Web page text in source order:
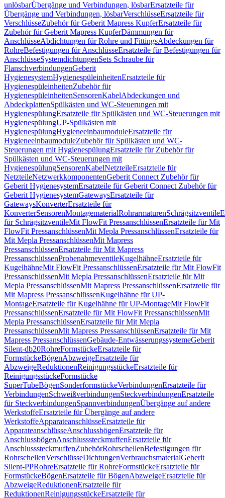
unlösbarÜbergänge und Verbindungen, lösbarErsatzteile für
Übergänge und Verbindungen, lösbarVerschlüsseErsatzteile für
VerschlüsseZubehör für Geberit Mapress KupferErsatzteile für
Zubehör für Geberit Mapress KupferDämmungen für
AnschlüsseAbdichtungen für Rohre und FittingsAbdeckungen für
RohreBefestigungen für AnschlüsseErsatzteile für Befestigungen für
AnschlüsseSystemdichtungenSets Schraube für
FlanschverbindungenGeberit
HygienesystemHygienespüleinheitenErsatzteile für
HygienespüleinheitenZubehör für
HygienespüleinheitenSensorenKabelAbdeckungen und
AbdeckplattenSpülkästen und WC-Steuerungen mit
HygienespülungErsatzteile für Spülkästen und WC-Steuerungen mit
HygienespülungUP-Spülkästen mit
HygienespülungHygieneeinbaumoduleErsatzteile für
HygieneeinbaumoduleZubehör für Spülkästen und WC-
Steuerungen mit HygienespülungErsatzteile für Zubehör für
Spülkästen und WC-Steuerungen mit
HygienespülungSensorenKabelNetzteileErsatzteile für
NetzteileNetzwerkkomponentenGeberit Connect Zubehör für
Geberit HygienesystemErsatzteile für Geberit Connect Zubehör für
Geberit HygienesystemGatewaysErsatzteile für
GatewaysKonverterErsatzteile für
KonverterSensorenMontagematerialRohrarmaturenSchrägsitzventile
für SchrägsitzventileMit FlowFit PressanschlüssenErsatzteile für Mit
FlowFit PressanschlüssenMit Mepla PressanschlüssenErsatzteile für
Mit Mepla PressanschlüssenMit Mapress
PressanschlüssenErsatzteile für Mit Mapress
PressanschlüssenProbenahmeventileKugelhähneErsatzteile für
KugelhähneMit FlowFit PressanschlüssenErsatzteile für Mit FlowFit
PressanschlüssenMit Mepla PressanschlüssenErsatzteile für Mit
Mepla PressanschlüssenMit Mapress PressanschlüssenErsatzteile für
Mit Mapress PressanschlüssenKugelhähne für UP-
MontageErsatzteile für Kugelhähne für UP-MontageMit FlowFit
PressanschlüssenErsatzteile für Mit FlowFit PressanschlüssenMit
Mepla PressanschlüssenErsatzteile für Mit Mepla
PressanschlüssenMit Mapress PressanschlüssenErsatzteile für Mit
Mapress PressanschlüssenGebäude-EntwässerungssystemeGeberit
Silent-db20RohreFormstückeErsatzteile für
FormstückeBögenAbzweigeErsatzteile für
AbzweigeReduktionenReinigungsstückeErsatzteile für
ReinigungsstückeFormstücke
SuperTubeBögenSonderformstückeVerbindungenErsatzteile für
VerbindungenSchweißverbindungenSteckverbindungenErsatzteile
für SteckverbindungenSpannverbindungenÜbergänge auf andere
WerkstoffeErsatzteile für Übergänge auf andere
WerkstoffeApparateanschlüsseErsatzteile für
ApparateanschlüsseAnschlussbögenErsatzteile für
AnschlussbögenAnschlusssteckmuffenErsatzteile für
AnschlusssteckmuffenZubehörRohrschellenBefestigungen für
RohrschellenVerschlüsseDichtungenVerbrauchsmaterialGeberit
Silent-PPRohreErsatzteile für RohreFormstückeErsatzteile für
FormstückeBögenErsatzteile für BögenAbzweigeErsatzteile für
AbzweigeReduktionenErsatzteile für
ReduktionenReinigungsstückeErsatzteile für